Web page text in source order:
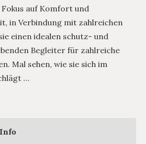
auf Komfort und
in Verbindung mit zahlreichen
einen idealen schutz- und
Begleiter für zahlreiche
Mal sehen, wie sie sich im
…
Info